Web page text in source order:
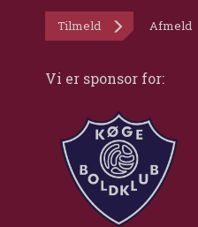
Tilmeld Afmeld
Vi er sponsor for: